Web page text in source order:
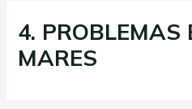
4. PROBLEMAS
MARES